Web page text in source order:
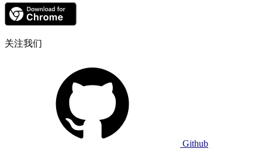
关注我们
Github